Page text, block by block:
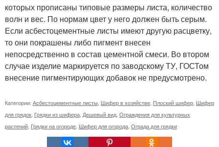
которых прописаны типовые размеры листа, количество
волн и вес. По нормам цвет у него должен быть серым.
Если асбестоцементные листы имеют другую расцветку,
то они покрашены либо пигмент внесен
непосредственно в состав цементной смеси. Во втором
случае изделие маркируется по заводскому ТУ, ГОСТом
внесение пигментирующих добавок не предусмотрено.
Категории: Асбестоцементные листы Шифер в хозяйстве Плоский шифер Шифер
для грядок Грядки из шифера Дешевый вид Ограждения для культурных
растений Грядки на огороде Шифер для огорода Ограда для грядки